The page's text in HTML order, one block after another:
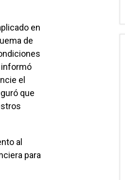
en
de
informó
el
que
al
para